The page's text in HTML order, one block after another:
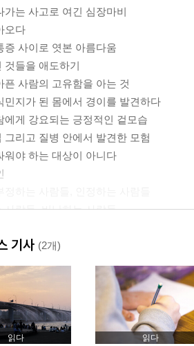
가는 사고로 여긴 심장마비
오다
증 사이로 엿본 아름다움
것들을 애도하기
픈 사람의 고유함을 아는 것
민지가 된 몸에서 경이를 발견하다
에게 강요되는 긍정적인 겉모습
그리고 질병 안에서 발견한 모험
워야 하는 대상이 아니다
사람들, 비난하는 사람들
들의 이야기를 듣기
삶
기
문헌
기사 (2개)
읽다 읽다